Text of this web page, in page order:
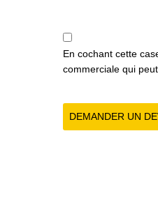
En cochant cette
commerciale qui
DEMANDER UN